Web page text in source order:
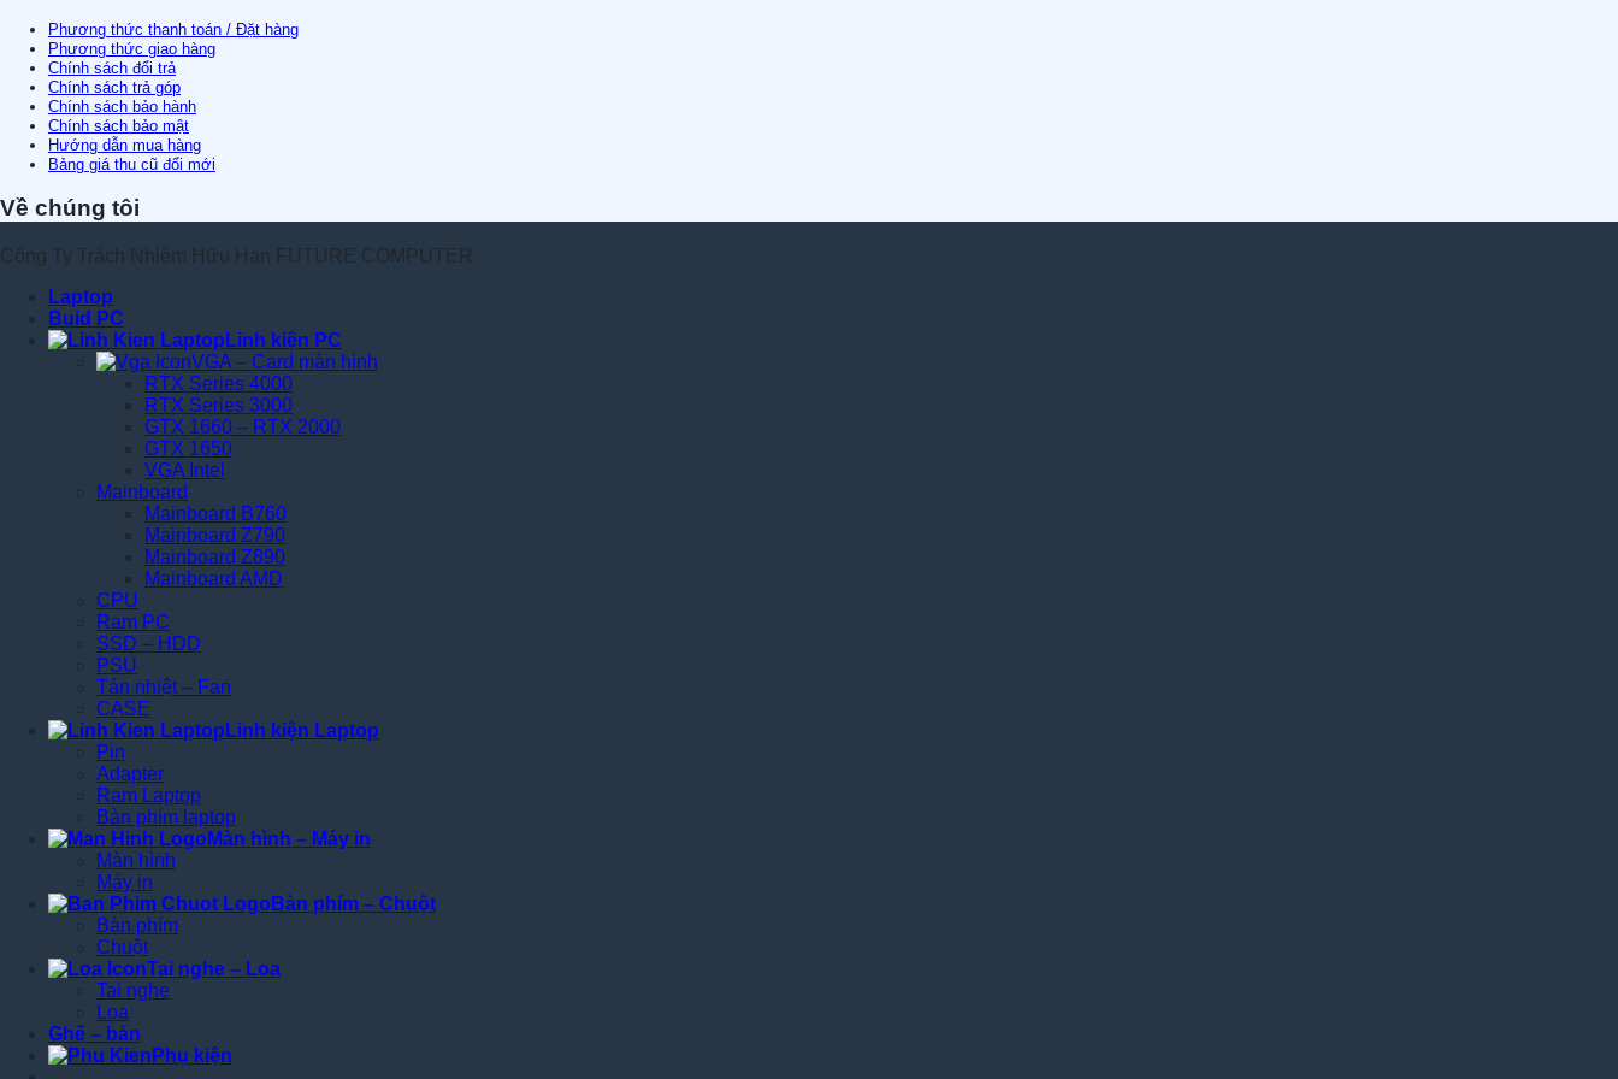
Phương thức thanh toán / Đặt hàng
Phương thức giao hàng
Chính sách đổi trả
Chính sách trả góp
Chính sách bảo hành
Chính sách bảo mật
Hướng dẫn mua hàng
Bảng giá thu cũ đổi mới
Về chúng tôi
Công Ty Trách Nhiệm Hữu Hạn FUTURE COMPUTER
Laptop
Buid PC
Linh kiện PC
VGA – Card màn hình
RTX Series 4000
RTX Series 3000
GTX 1660 – RTX 2000
GTX 1650
VGA Intel
Mainboard
Mainboard B760
Mainboard Z790
Mainboard Z890
Mainboard AMD
CPU
Ram PC
SSD – HDD
PSU
Tản nhiệt – Fan
CASE
Linh kiện Laptop
Pin
Adapter
Ram Laptop
Bàn phím laptop
Màn hình – Máy in
Màn hình
Máy in
Bàn phím – Chuột
Bàn phím
Chuột
Tai nghe – Loa
Tai nghe
Loa
Ghế – bàn
Phụ kiện